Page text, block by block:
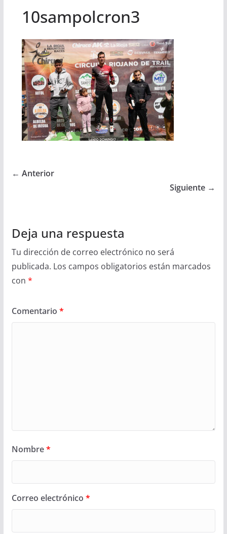
10sampolcron3
← Anterior
Siguiente →
Deja una respuesta
Tu dirección de correo electrónico no será
publicada. Los campos obligatorios están marcados
con *
Comentario *
Nombre*
Correo electrónico *